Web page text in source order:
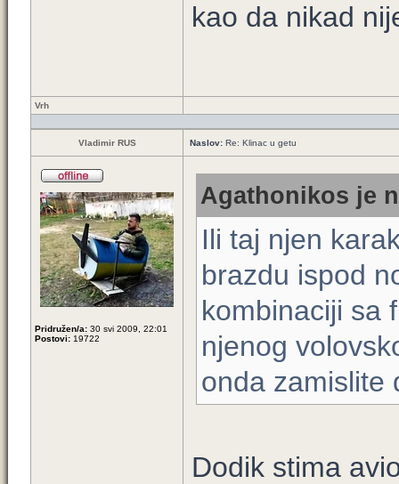
kao da nikad
Vrh
Vladimir RUS Naslov: Re: Klinac u getu
Pridružen/a: 30 svi 2009, 22:01
Postovi: 19722
Agathonikos je
Ili taj njen
brazdu ispod
kombinaciji sa
njenog
onda zamislite
Dodik stima